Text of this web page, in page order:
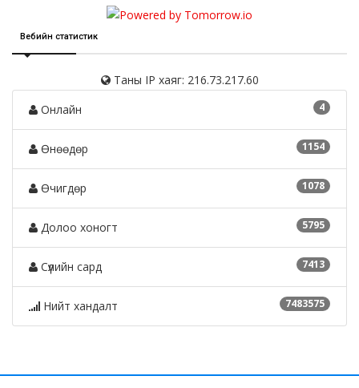
Вебийн статистик
Таны IP хаяг: 216.73.217.60
4
Онлайн
1154
Өнөөдөр
1078
Өчигдөр
5795
Долоо хоногт
7413
Сүүлийн сард
7483575
Нийт хандалт